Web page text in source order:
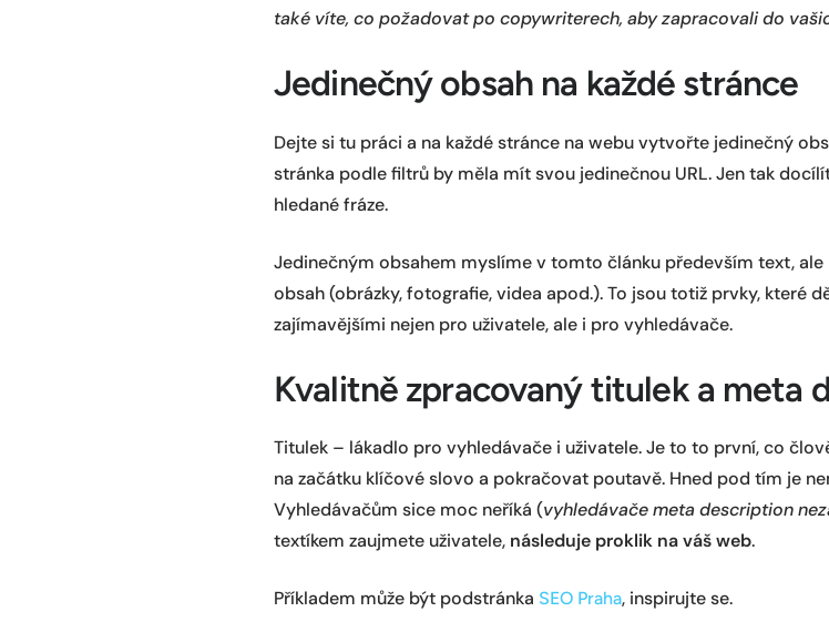
také víte, co požadovat po copywriterech, aby zapracovali do
Jedinečný obsah na každé stránce
Dejte si tu práci a na každé stránce na webu vytvořte jedinečný
stránka podle filtrů by měla mít svou jedinečnou URL. Jen tak
hledané fráze.
Jedinečným obsahem myslíme v tomto článku především text,
obsah (obrázky, fotografie, videa apod.). To jsou totiž prvky, které
zajímavějšími nejen pro uživatele, ale i pro vyhledávače.
Kvalitně zpracovaný titulek a meta
Titulek – lákadlo pro vyhledávače i uživatele. Je to to první, co
na začátku klíčové slovo a pokračovat poutavě. Hned pod tím je
Vyhledávačům sice moc neříká (vyhledávače meta description
textíkem zaujmete uživatele, následuje proklik na váš web.
Příkladem může být podstránka SEO Praha, inspirujte se.